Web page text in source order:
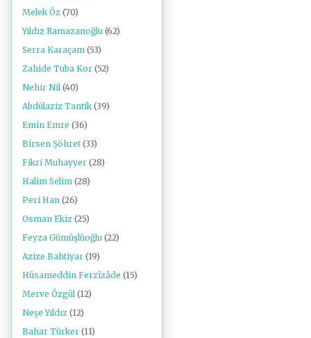
Melek Öz (70)
Yıldız Ramazanoğlu (62)
Serra Karaçam (53)
Zahide Tuba Kor (52)
Nehir Nil (40)
Abdülaziz Tantik (39)
Emin Emre (36)
Birsen Şöhret (33)
Fikri Muhayyer (28)
Halim Selim (28)
Peri Han (26)
Osman Ekiz (25)
Feyza Gümüşlüoğlu (22)
Azize Bahtiyar (19)
Hüsameddin Ferzîzâde (15)
Merve Özgül (12)
Neşe Yıldız (12)
Bahar Türker (11)